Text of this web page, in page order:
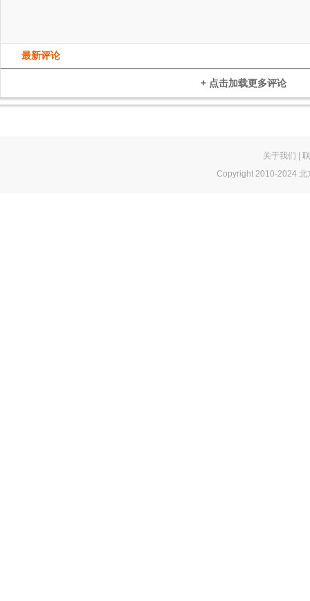
最新评论
+ 点击加载更多评论
关于我们 |
Copyright 2010-2024